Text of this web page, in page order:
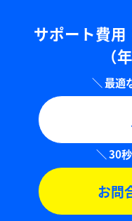
サポート費
（
お問